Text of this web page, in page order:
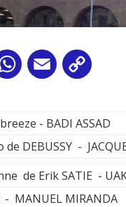
WhatsApp
Email
- BADI ASSAD
de DEBUSSY -
de Erik SATIE -
MANUEL MIRANDA